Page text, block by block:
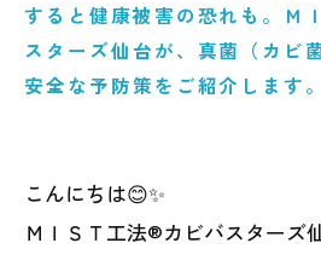
すると健康被害の恐れも。Ｍ
スターズ仙台が、真菌（カビ
安全な予防策をご紹介します。
こんにちは😊✨
ＭＩＳＴ工法®カビバスターズ